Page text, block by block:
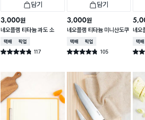
담기
3,000원
네오플램 티타늄 과도 소
택배배송매장픽업
별점 4.8점 117
건 작성
담기
3,000원
네오플램 티타늄 미니산도쿠
택배배송매장픽업
별점 4.8점 105
건 작성
네오
택배
별점